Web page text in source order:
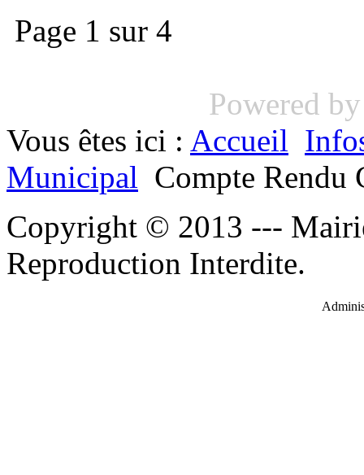
Page 1 sur 4
Powered
Vous êtes ici : Accueil
Municipal Compte
Copyright © 2013 ---
Reproduction Interdite.